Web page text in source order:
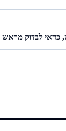
לבדוק מראש